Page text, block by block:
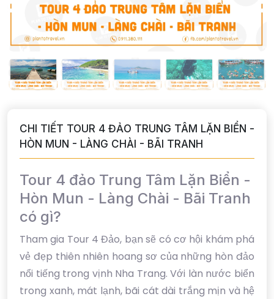
CHI TIẾT TOUR 4 ĐẢO TRUNG TÂM LẶN BIỂN -
HÒN MUN - LÀNG CHÀI - BÃI TRANH
Tour 4 đảo Trung Tâm Lặn Biển -
Hòn Mun - Làng Chài - Bãi Tranh
có gì?
Tham gia Tour 4 Đảo, bạn sẽ có cơ hội khám phá
vẻ đẹp thiên nhiên hoang sơ của những hòn đảo
nổi tiếng trong vịnh Nha Trang. Với làn nước biển
trong xanh, mát lạnh, bãi cát dài trắng mịn và hệ